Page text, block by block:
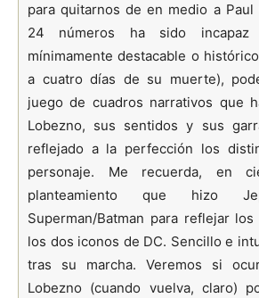
para quitarnos de en medio a
24 números ha sido
mínimamente destacable o
a cuatro días de su muerte),
juego de cuadros narrativos que
Lobezno, sus sentidos y sus
reflejado a la perfección los
personaje. Me recuerda, en
planteamiento que hizo
Superman/Batman para reflejar
los dos iconos de DC. Sencillo e
tras su marcha. Veremos si
Lobezno (cuando vuelva, claro)